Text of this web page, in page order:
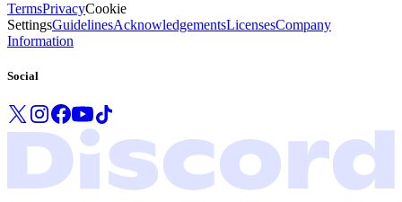
TermsPrivacyCookie
SettingsGuidelinesAcknowledgementsLicensesCompany
Information
Social